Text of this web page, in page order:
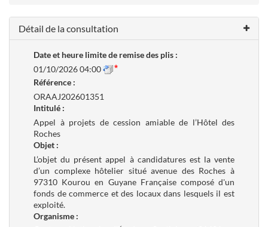
Détail de la consultation
Date et heure limite de remise des plis :
01/10/2026 04:00
Référence :
ORAAJ202601351
Intitulé :
Appel à projets de cession amiable de l’Hôtel des
Roches
Objet :
L’objet du présent appel à candidatures est la vente
d’un complexe hôtelier situé avenue des Roches à
97310 Kourou en Guyane Française composé d'un
fonds de commerce et des locaux dans lesquels il est
exploité.
Organisme :